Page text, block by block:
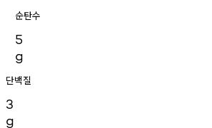
순탄수
5
g
단백질
3
g